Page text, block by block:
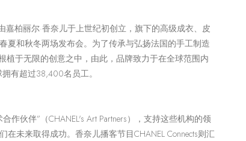
柏丽尔·香奈儿于上世纪初创立，旗下的高级成衣、皮
夏和秋冬两场发布会。为了传承与弘扬法国的手工制造
于无限的创意之中，由此，品牌致力于在全球范围内
有超过38,400名员工。
作伙伴”（CHANEL's Art Partners），支持这些机构的领
在未来取得成功。香奈儿播客节目CHANEL Connects则汇